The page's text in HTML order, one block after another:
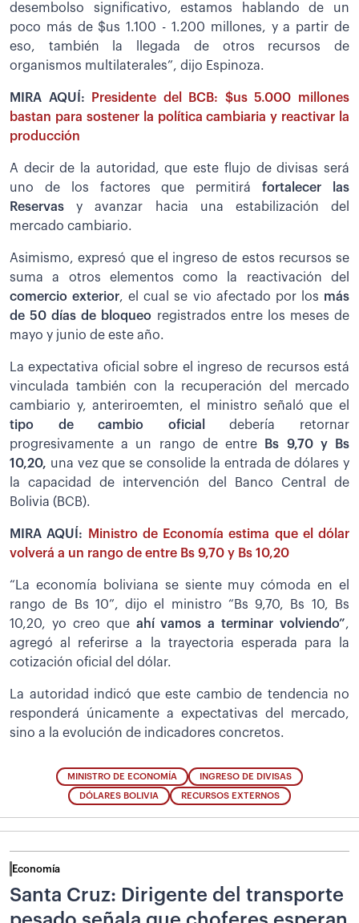
desembolso significativo, estamos hablando de un
poco más de $us 1.100 - 1.200 millones, y a partir de
eso, también la llegada de otros recursos de
organismos multilaterales”, dijo Espinoza.
MIRA AQUÍ:
Presidente del BCB: $us 5.000 millones
bastan para sostener la política cambiaria y reactivar la
producción
A decir de la autoridad, que este flujo de divisas será
uno de los factores que permitirá fortalecer las
Reservasy avanzar hacia una estabilización del
mercado cambiario.
Asimismo, expresó que el ingreso de estos recursos se
suma a otros elementos como la reactivación del
comercio exterior, el cual se vio afectado por los más
de 50 días de bloqueo registrados entre los meses de
mayo y junio de este año.
La expectativa oficial sobre el ingreso de recursos está
vinculada también con la recuperación del mercado
cambiario y, anteriroemten, el ministro señaló que el
tipo de cambio oficial
debería retornar
progresivamente a un rango de entre
Bs 9,70 y Bs
10,20, una vez que se consolide la entrada de dólares y
la capacidad de intervención del Banco Central de
Bolivia (BCB).
MIRA AQUÍ:
Ministro de Economía estima que el dólar
volverá a un rango de entre Bs 9,70 y Bs 10,20
“La economía boliviana se siente muy cómoda en el
rango de Bs 10”, dijo el ministro “Bs 9,70, Bs 10, Bs
10,20, yo creo que ahí vamos a terminar volviendo”,
agregó al referirse a la trayectoria esperada para la
cotización oficial del dólar.
La autoridad indicó que este cambio de tendencia no
responderá únicamente a expectativas del mercado,
sino a la evolución de indicadores concretos.
MINISTRO DE ECONOMÍA INGRESO DE DIVISAS
DÓLARES BOLIVIA RECURSOS EXTERNOS
Economía
Santa Cruz: Dirigente del transporte